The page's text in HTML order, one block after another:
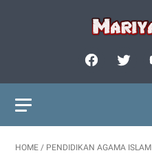
HOME / PENDIDIKAN AGAMA ISLAM